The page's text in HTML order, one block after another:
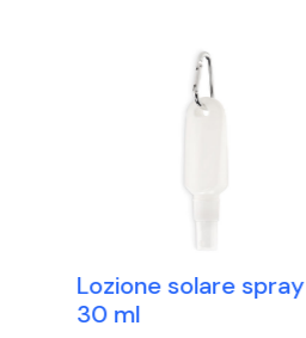
Lozione solare spray
30 ml